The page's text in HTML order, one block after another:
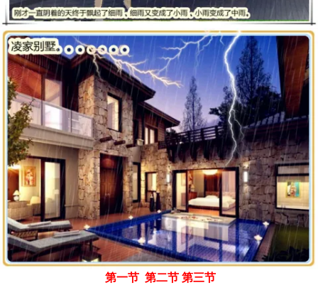
第一节 第二节 第三节